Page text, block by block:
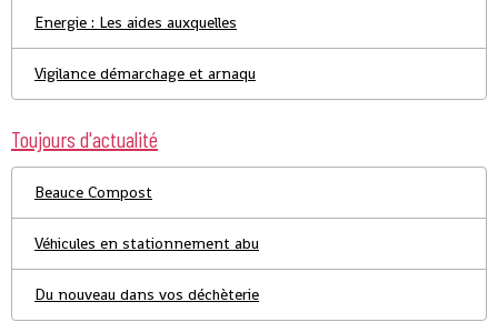
Energie : Les aides auxquelles
Vigilance démarchage et arnaqu
Toujours d'actualité
Beauce Compost
Véhicules en stationnement abu
Du nouveau dans vos déchèterie